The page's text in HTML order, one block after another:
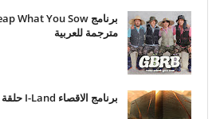
مترجمة للعربية
برنامج الاقصاء I-Land حلقة 1 مترجمة للعربية